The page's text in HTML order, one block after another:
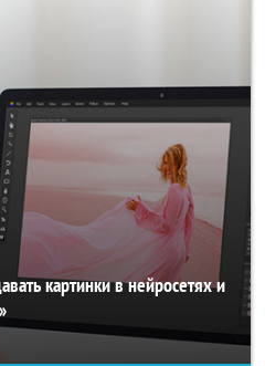
картинки в нейросетях и